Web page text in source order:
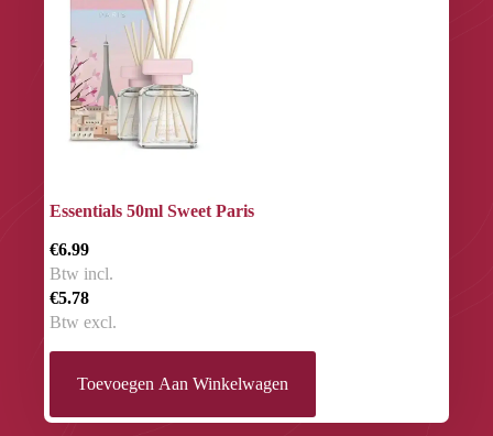
Essentials 50ml Sweet Paris
€6.99
Btw incl.
€5.78
Btw excl.
Toevoegen Aan Winkelwagen